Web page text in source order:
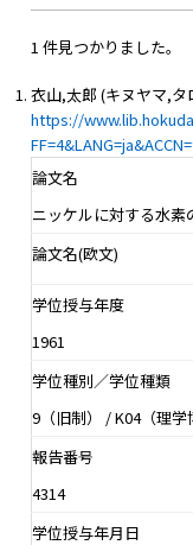
1 件見つかりました。
衣山,太郎 (キヌヤマ,タ
https://
論文名
ニッケルに対する水
論文名(欧文)
学位授与年度
1961
学位種別／学位種類
9（旧制） / K04（理学
報告番号
4314
学位授与年月日